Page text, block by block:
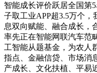
智能成长评价跃居全国第
子取工业APP超3.5万个
息双向赋能、融合成长，
率先正在智能网联汽车范
工智能从题基金，为农人
指点、金融信贷、市场消
产成长、文化扶植、平易